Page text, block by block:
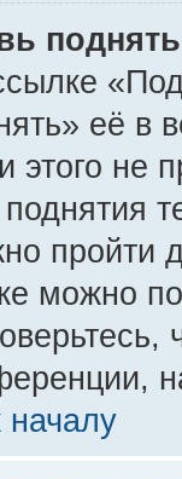
её в
не
пройти
можно
началу